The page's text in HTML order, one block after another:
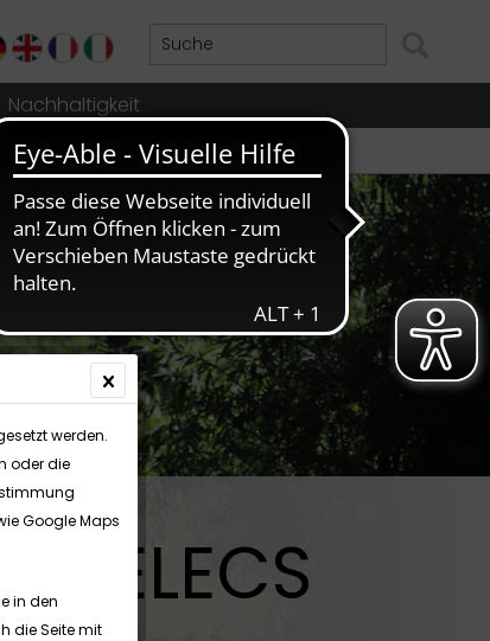
DE EN FR
Nachhaltigkeit
werden.
oder die
Google Maps
in den
die Seite mit